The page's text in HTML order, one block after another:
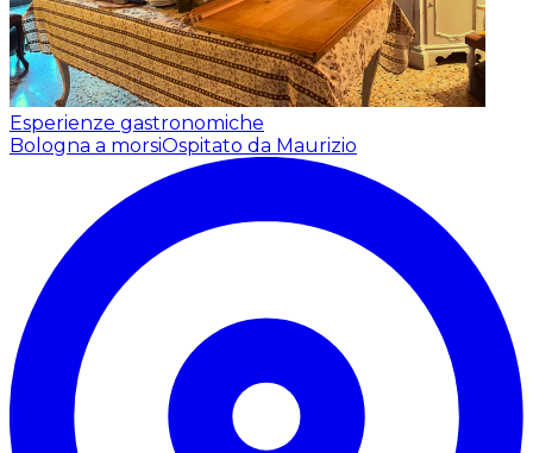
Esperienze gastronomiche
Bologna a morsiOspitato da Maurizio